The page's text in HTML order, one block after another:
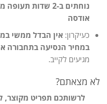
נוחתים ב-2 שדות
אודסה
כעיקרון: אין הבדל ממשי
במחיר הנסיעה בתחבורה
מגיעים לקייב.
לא מצאתם?
לרשותכם תפריט מקוצר,